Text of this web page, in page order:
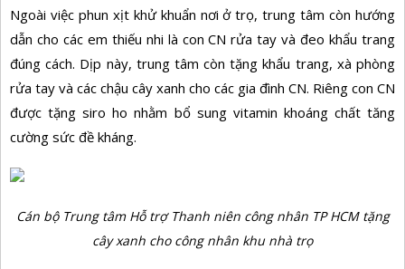
Ngoài việc phun xịt khử khuẩn nơi ở trọ, trung tâm còn hướng
dẫn cho các em thiếu nhi là con CN rửa tay và đeo khẩu trang
đúng cách. Dịp này, trung tâm còn tặng khẩu trang, xà phòng
rửa tay và các chậu cây xanh cho các gia đình CN. Riêng con CN
được tặng siro ho nhằm bổ sung vitamin khoáng chất tăng
cường sức đề kháng.
Cán bộ Trung tâm Hỗ trợ Thanh niên công nhân TP HCM tặng
cây xanh cho công nhân khu nhà trọ